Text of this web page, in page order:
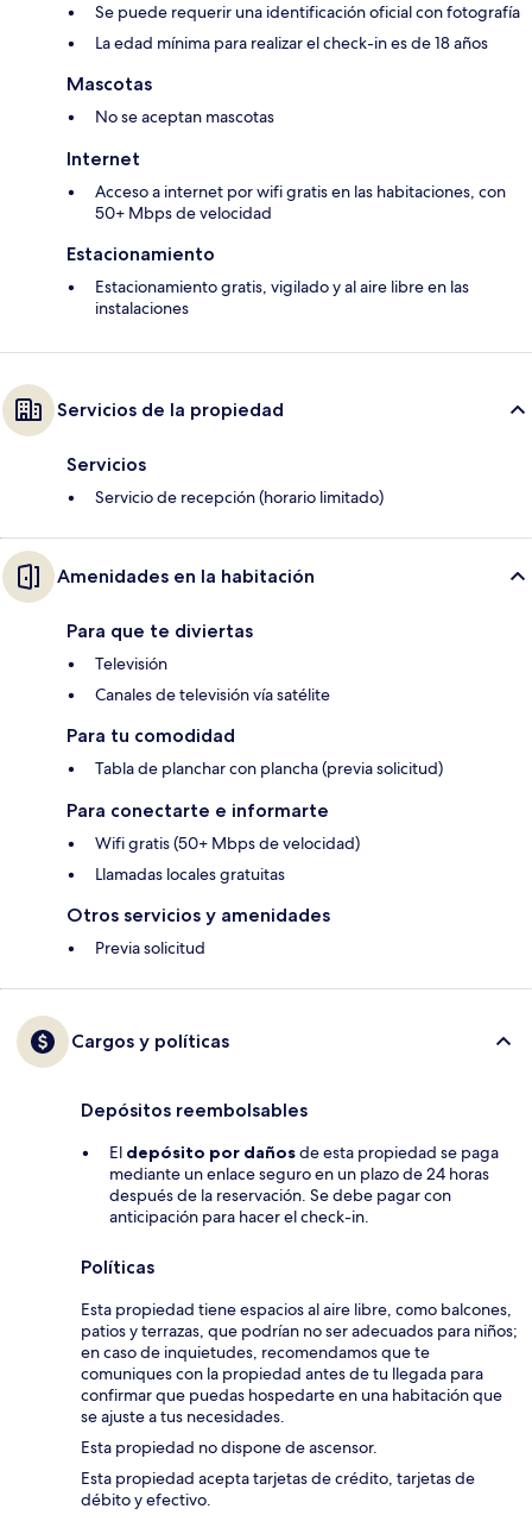
Se puede requerir una identificación oficial con fotografía
La edad mínima para realizar el check-in es de 18 años
Mascotas
No se aceptan mascotas
Internet
Acceso a internet por wifi gratis en las habitaciones, con
50+ Mbps de velocidad
Estacionamiento
Estacionamiento gratis, vigilado y al aire libre en las
instalaciones
Servicios de la propiedad
Servicios
Servicio de recepción (horario limitado)
Amenidades en la habitación
Para que te diviertas
Televisión
Canales de televisión vía satélite
Para tu comodidad
Tabla de planchar con plancha (previa solicitud)
Para conectarte e informarte
Wifi gratis (50+ Mbps de velocidad)
Llamadas locales gratuitas
Otros servicios y amenidades
Previa solicitud
Cargos y políticas
Depósitos reembolsables
El depósito por dañosde esta propiedad se paga
mediante un enlace seguro en un plazo de 24 horas
después de la reservación. Se debe pagar con
anticipación para hacer el check-in.
Políticas
Esta propiedad tiene espacios al aire libre, como balcones,
patios y terrazas, que podrían no ser adecuados para niños;
en caso de inquietudes, recomendamos que te
comuniques con la propiedad antes de tu llegada para
confirmar que puedas hospedarte en una habitación que
se ajuste a tus necesidades.
Esta propiedad no dispone de ascensor.
Esta propiedad acepta tarjetas de crédito, tarjetas de
débito y efectivo.